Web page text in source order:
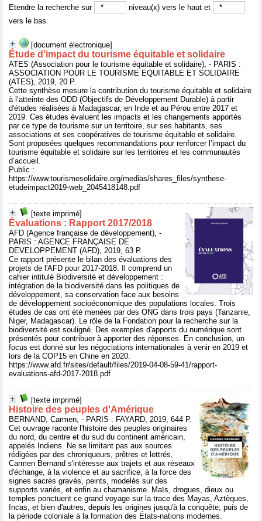
Etendre la recherche sur
niveau(x) vers le haut et
vers le bas
[document électronique]
Étude d’impact du tourisme équitable et solidaire
ATES (Association pour le tourisme équitable et solidaire), - PARIS :
ASSOCIATION POUR LE TOURISME EQUITABLE ET SOLIDAIRE
(ATES), 2019, 20 P.
Cette synthèse mesure la contribution du tourisme équi­table et solidaire
à l’atteinte des ODD (Objectifs de Développement Durable) à partir
d'études réalisées à Madagascar, en Inde et au Pérou entre 2017 et
2019. Ces études évaluent les impacts et les changements apportés
par ce type de tourisme sur un territoire, sur ses habitants, ses
associations et ses coopératives de tourisme équitable et solidaire.
Sont proposées quelques recommandations pour renforcer l’impact du
tourisme équitable et solidaire sur les ter­ritoires et les communautés
d’accueil.
Public :
https://www.tourismesolidaire.org/medias/shares_files/synthese-
etudeimpact2019-web_2045418148.pdf
[texte imprimé]
Évaluations : Rapport 2017/2018
AFD (Agence française de développement), -
PARIS : AGENCE FRANÇAISE DE
DEVELOPPEMENT (AFD), 2019, 63 P.
Ce rapport présente le bilan des évaluations des
projets de l'AFD pour 2017-2018. Il comprend un
cahier intitulé Biodiversité et développement :
intégration de la biodiversité dans les politiques de
développement, sa conservation face aux besoins
de développement socioéconomique des populations locales. Trois
études de cas ont été menées par des ONG dans trois pays (Tanzanie,
Niger, Madagascar). Le rôle de la Fondation pour la recherche sur la
biodiversité est souligné. Des exemples d'apports du numérique sont
présentés pour contribuer à apporter des réponses. En conclusion, un
focus est donné sur les négociations internationales à venir en 2019 et
lors de la COP15 en Chine en 2020.
https://www.afd.fr/sites/default/files/2019-04-08-59-41/rapport-
evaluations-afd-2017-2018.pdf
[texte imprimé]
Histoire des peuples d'Amérique
BERNAND, Carmen, - PARIS : FAYARD, 2019, 644 P.
Cet ouvrage raconte l'histoire des peuples originaires
du nord, du centre et du sud du continent américain,
appelés Indiens. Ne se limitant pas aux sources
rédigées par des chroniqueurs, prêtres et lettrés,
Carmen Bernand s'intéresse aux trajets et aux réseaux
d'échange, à la violence et au sacrifice, à la force des
signes sacrés gravés, peints, modelés sur des
supports variés, et enfin au chamanisme. Maïs, drogues, dieux ou
temples ponctuent ce grand voyage sur la trace des Mayas, Aztèques,
Incas, et bien d'autres, depuis les origines jusqu'à la conquête, puis de
la période coloniale à la formation des États-nations modernes.